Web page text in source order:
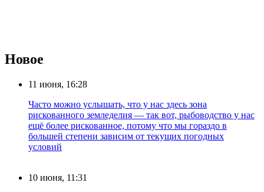
Новое
11 июня, 16:28
Часто можно услышать, что у нас здесь зона
рискованного земледелия — так вот, рыбоводство у нас
ещё более рискованное, потому что мы гораздо в
большей степени зависим от текущих погодных
условий
10 июня, 11:31